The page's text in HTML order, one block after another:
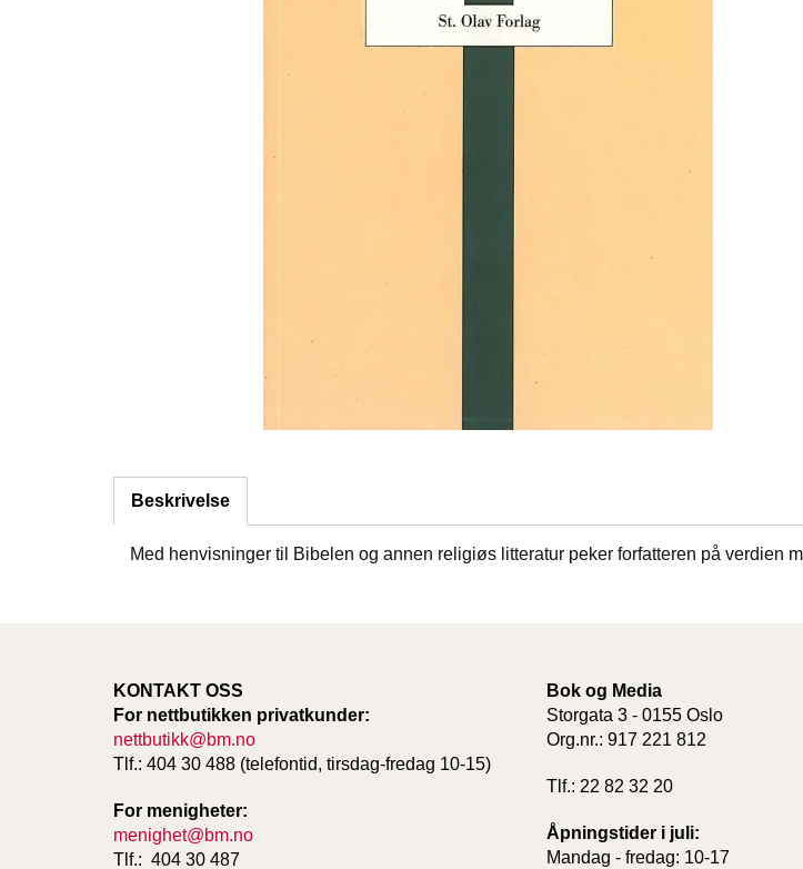
Beskrivelse
Med henvisninger til Bibelen og annen religiøs litteratur peker forfatteren på verdien
KONTAKT OSS
For nettbutikken privatkunder:
nettbutikk@bm.no
Tlf.: 404 30 488 (telefontid, tirsdag-fredag 10-15)
For menigheter:
menighet@bm.no
Tlf.: 404 30 487
Bok og Media
Storgata 3 - 0155 Oslo
Org.nr.: 917 221 812
Tlf.: 22 82 32 20
Åpningstider i juli:
Mandag - fredag: 10-17